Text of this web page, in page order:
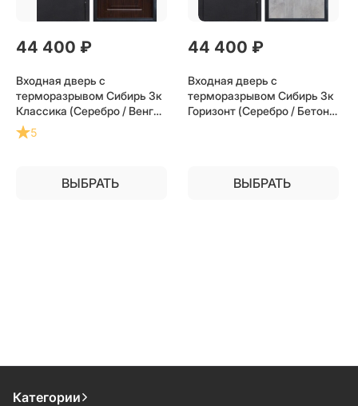
44 400 ₽
Входная дверь с
терморазрывом Сибирь 3к
Классика (Серебро / Венге)
для частного загородного
дома и дачи
5
ВЫБРАТЬ
44 400 ₽
Входная дверь с
терморазрывом Сибирь 3к
Горизонт (Серебро / Бетон
ВЫБРАТЬ
Категории